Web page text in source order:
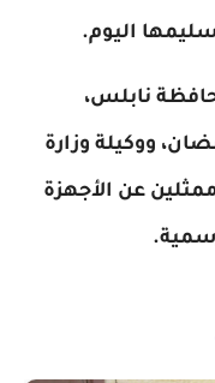
اليوم.
نابلس،
ووكيلة وزارة
عن الأجهزة